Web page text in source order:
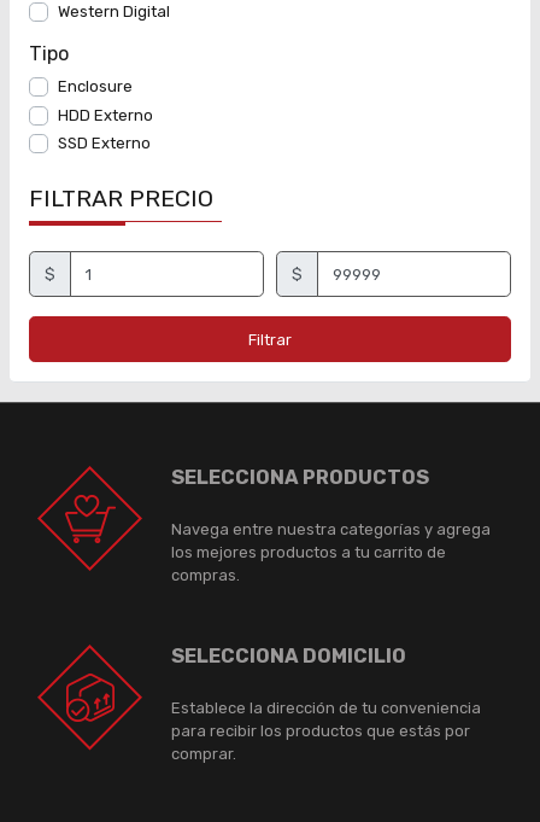
Western Digital
Tipo
Enclosure
HDD Externo
SSD Externo
FILTRAR PRECIO
$ $
Filtrar
SELECCIONA PRODUCTOS
Navega entre nuestra categorías y agrega
los mejores productos a tu carrito de
compras.
SELECCIONA DOMICILIO
Establece la dirección de tu conveniencia
para recibir los productos que estás por
comprar.